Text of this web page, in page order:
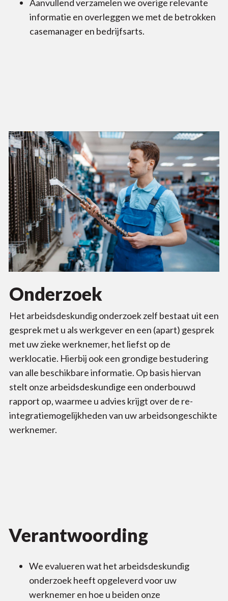
Aanvullend verzamelen we overige relevante
informatie en overleggen we met de betrokken
casemanager en bedrijfsarts.
Onderzoek
Het arbeidsdeskundig onderzoek zelf bestaat uit een
gesprek met u als werkgever en een (apart) gesprek
met uw zieke werknemer, het liefst op de
werklocatie. Hierbij ook een grondige bestudering
van alle beschikbare informatie. Op basis hiervan
stelt onze arbeidsdeskundige een onderbouwd
rapport op, waarmee u advies krijgt over de re-
integratiemogelijkheden van uw arbeidsongeschikte
werknemer.
Verantwoording
We evalueren wat het arbeidsdeskundig
onderzoek heeft opgeleverd voor uw
werknemer en hoe u beiden onze